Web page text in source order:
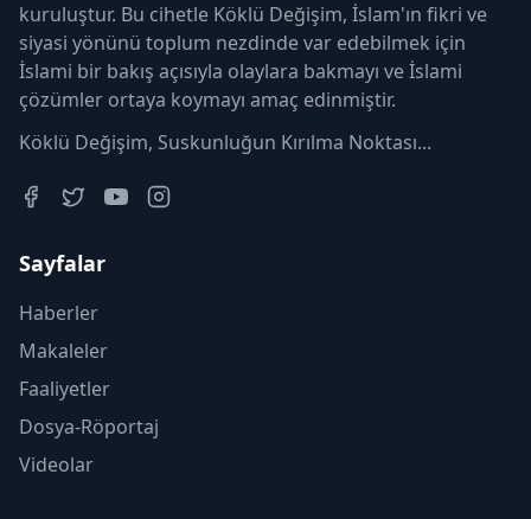
kuruluştur. Bu cihetle Köklü Değişim, İslam'ın fikri ve
siyasi yönünü toplum nezdinde var edebilmek için
İslami bir bakış açısıyla olaylara bakmayı ve İslami
çözümler ortaya koymayı amaç edinmiştir.
Köklü Değişim, Suskunluğun Kırılma Noktası...
Sayfalar
Haberler
Makaleler
Faaliyetler
Dosya-Röportaj
Videolar